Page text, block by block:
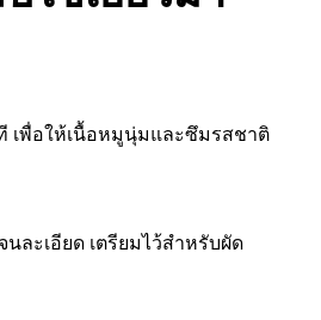
เพื่อให้เนื้อหมูนุ่มและซึมรสชาติ
ละเอียด เตรียมไว้สำหรับผัด